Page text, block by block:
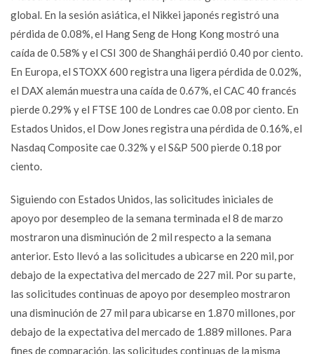
global. En la sesión asiática, el Nikkei japonés registró una
pérdida de 0.08%, el Hang Seng de Hong Kong mostró una
caída de 0.58% y el CSI 300 de Shanghái perdió 0.40 por ciento.
En Europa, el STOXX 600 registra una ligera pérdida de 0.02%,
el DAX alemán muestra una caída de 0.67%, el CAC 40 francés
pierde 0.29% y el FTSE 100 de Londres cae 0.08 por ciento. En
Estados Unidos, el Dow Jones registra una pérdida de 0.16%, el
Nasdaq Composite cae 0.32% y el S&P 500 pierde 0.18 por
ciento.
Siguiendo con Estados Unidos, las solicitudes iniciales de
apoyo por desempleo de la semana terminada el 8 de marzo
mostraron una disminución de 2 mil respecto a la semana
anterior. Esto llevó a las solicitudes a ubicarse en 220 mil, por
debajo de la expectativa del mercado de 227 mil. Por su parte,
las solicitudes continuas de apoyo por desempleo mostraron
una disminución de 27 mil para ubicarse en 1.870 millones, por
debajo de la expectativa del mercado de 1.889 millones. Para
fines de comparación, las solicitudes continuas de la misma